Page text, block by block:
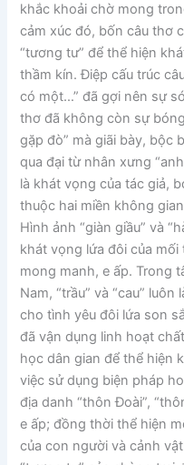
khắc khoải chờ mong
cảm xúc đó, bốn câu thơ
“tương tư” để thể hiện
thầm kín. Điệp cấu trúc
có một…” đã gợi nên sự
thơ đã không còn sự
gặp đò” mà giãi bày, bộc
qua đại từ nhân xưng
là khát vọng của tác giả,
thuộc hai miền không
Hình ảnh “giàn giầu” và
khát vọng lứa đôi của
mong manh, e ấp. Trong
Nam, “trầu” và “cau”
cho tình yêu đôi lứa son
đã vận dụng linh hoạt
học dân gian để thể hiện
việc sử dụng biện pháp
địa danh “thôn Đoài”,
e ấp; đồng thời thể hiện
của con người và cảnh